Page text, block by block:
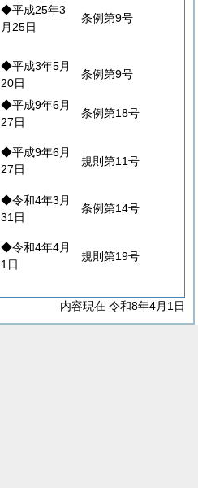
◆平成25年3
月25日
条例第9号
◆平成3年5月
20日
条例第9号
◆平成9年6月
27日
条例第18号
◆平成9年6月
27日
規則第11号
◆令和4年3月
31日
条例第14号
◆令和4年4月
1日
規則第19号
内容現在 令和8年4月1日